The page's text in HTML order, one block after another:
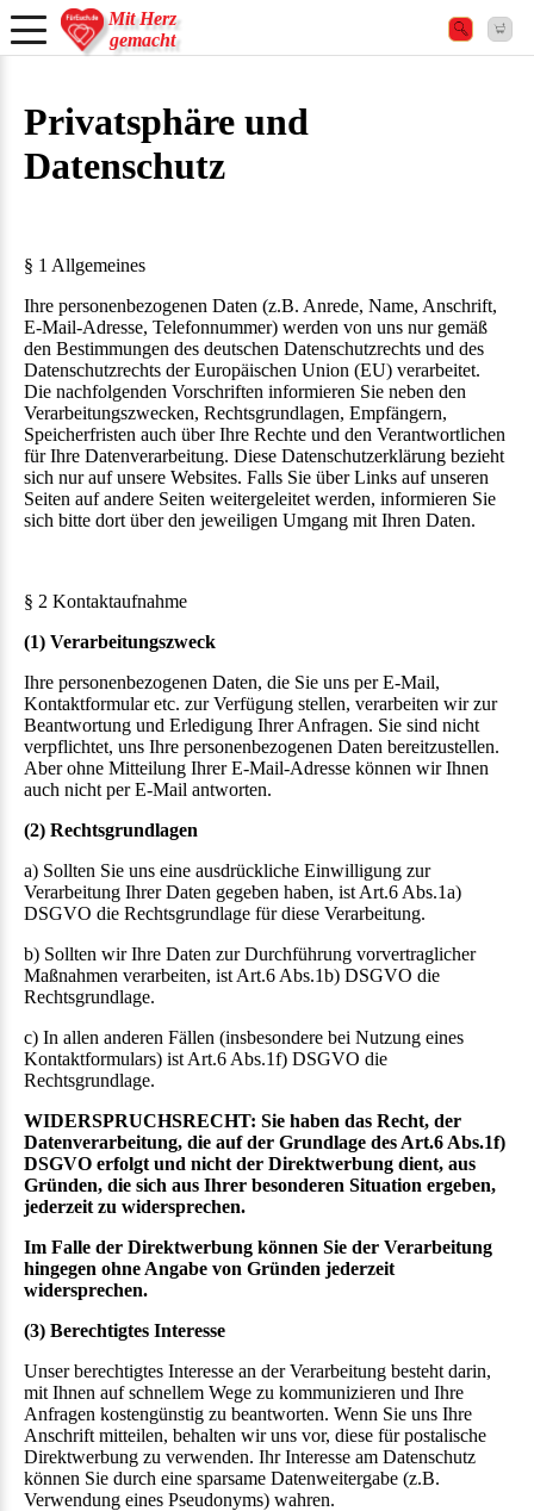
Mit Herz
gemacht
Privatsphäre und
Datenschutz
§ 1 Allgemeines
Ihre personenbezogenen Daten (z.B. Anrede, Name, Anschrift,
E-Mail-Adresse, Telefonnummer) werden von uns nur gemäß
den Bestimmungen des deutschen Datenschutzrechts und des
Datenschutzrechts der Europäischen Union (EU) verarbeitet.
Die nachfolgenden Vorschriften informieren Sie neben den
Verarbeitungszwecken, Rechtsgrundlagen, Empfängern,
Speicherfristen auch über Ihre Rechte und den Verantwortlichen
für Ihre Datenverarbeitung. Diese Datenschutzerklärung bezieht
sich nur auf unsere Websites. Falls Sie über Links auf unseren
Seiten auf andere Seiten weitergeleitet werden, informieren Sie
sich bitte dort über den jeweiligen Umgang mit Ihren Daten.
§ 2 Kontaktaufnahme
(1) Verarbeitungszweck
Ihre personenbezogenen Daten, die Sie uns per E-Mail,
Kontaktformular etc. zur Verfügung stellen, verarbeiten wir zur
Beantwortung und Erledigung Ihrer Anfragen. Sie sind nicht
verpflichtet, uns Ihre personenbezogenen Daten bereitzustellen.
Aber ohne Mitteilung Ihrer E-Mail-Adresse können wir Ihnen
auch nicht per E-Mail antworten.
(2) Rechtsgrundlagen
a) Sollten Sie uns eine ausdrückliche Einwilligung zur
Verarbeitung Ihrer Daten gegeben haben, ist Art.6 Abs.1a)
DSGVO die Rechtsgrundlage für diese Verarbeitung.
b) Sollten wir Ihre Daten zur Durchführung vorvertraglicher
Maßnahmen verarbeiten, ist Art.6 Abs.1b) DSGVO die
Rechtsgrundlage.
c) In allen anderen Fällen (insbesondere bei Nutzung eines
Kontaktformulars) ist Art.6 Abs.1f) DSGVO die
Rechtsgrundlage.
WIDERSPRUCHSRECHT: Sie haben das Recht, der
Datenverarbeitung, die auf der Grundlage des Art.6 Abs.1f)
DSGVO erfolgt und nicht der Direktwerbung dient, aus
Gründen, die sich aus Ihrer besonderen Situation ergeben,
jederzeit zu widersprechen.
Im Falle der Direktwerbung können Sie der Verarbeitung
hingegen ohne Angabe von Gründen jederzeit
widersprechen.
(3) Berechtigtes Interesse
Unser berechtigtes Interesse an der Verarbeitung besteht darin,
mit Ihnen auf schnellem Wege zu kommunizieren und Ihre
Anfragen kostengünstig zu beantworten. Wenn Sie uns Ihre
Anschrift mitteilen, behalten wir uns vor, diese für postalische
Direktwerbung zu verwenden. Ihr Interesse am Datenschutz
können Sie durch eine sparsame Datenweitergabe (z.B.
Verwendung eines Pseudonyms) wahren.